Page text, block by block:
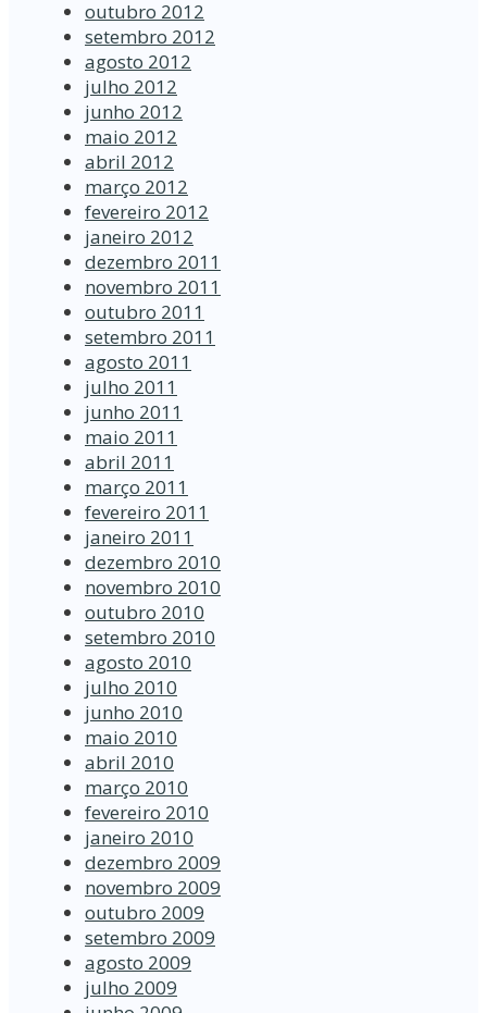
outubro 2012
setembro 2012
agosto 2012
julho 2012
junho 2012
maio 2012
abril 2012
março 2012
fevereiro 2012
janeiro 2012
dezembro 2011
novembro 2011
outubro 2011
setembro 2011
agosto 2011
julho 2011
junho 2011
maio 2011
abril 2011
março 2011
fevereiro 2011
janeiro 2011
dezembro 2010
novembro 2010
outubro 2010
setembro 2010
agosto 2010
julho 2010
junho 2010
maio 2010
abril 2010
março 2010
fevereiro 2010
janeiro 2010
dezembro 2009
novembro 2009
outubro 2009
setembro 2009
agosto 2009
julho 2009